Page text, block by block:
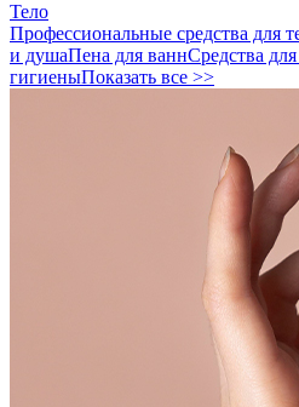
Тело
Профессиональные средства для
и душаПена для ваннСредства
гигиеныПоказать все >>